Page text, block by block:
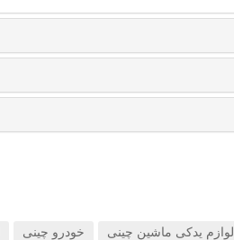
لوازم یدکی ماشین چینی خودرو چینی